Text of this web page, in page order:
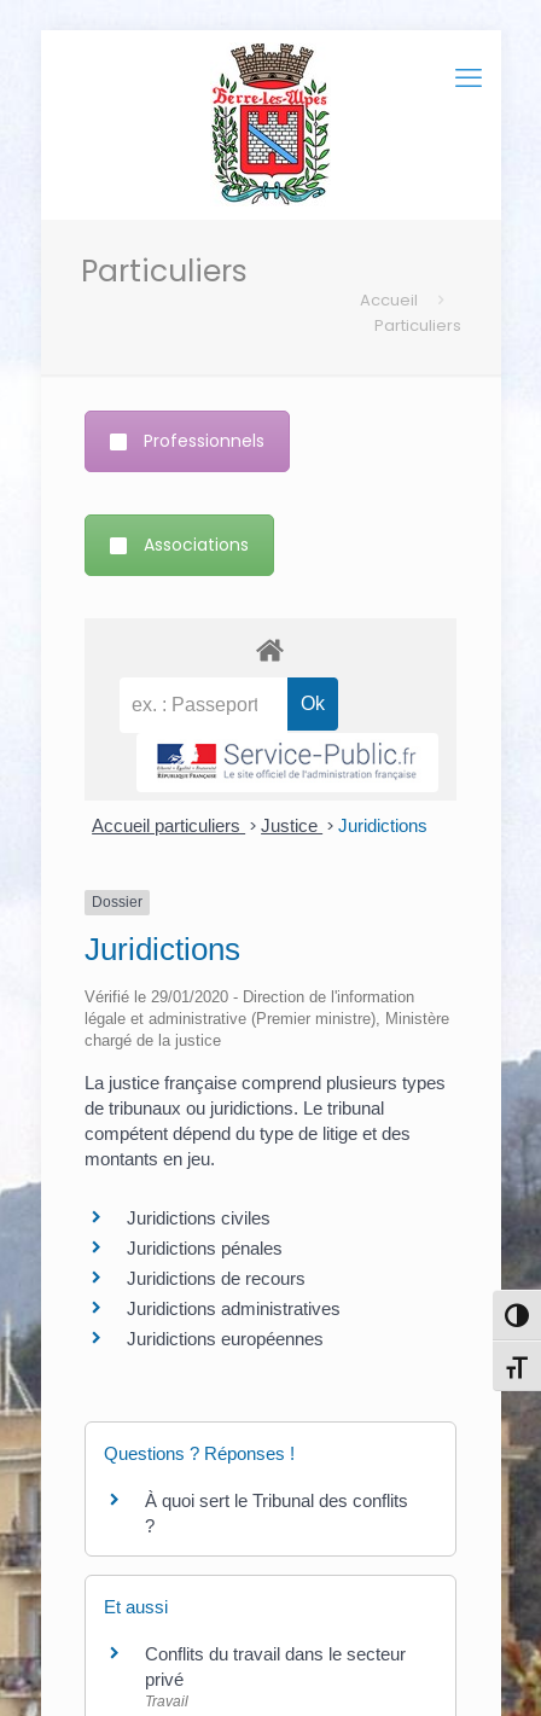
Particuliers
Accueil
Particuliers
Professionnels
Associations
Accueil particuliers > Justice > Juridictions
Dossier
Juridictions
Vérifié le 29/01/2020 - Direction de l'information
légale et administrative (Premier ministre), Ministère
chargé de la justice
La justice française comprend plusieurs types
de tribunaux ou juridictions. Le tribunal
compétent dépend du type de litige et des
montants en jeu.
Juridictions civiles
Juridictions pénales
Juridictions de recours
Juridictions administratives
Juridictions européennes
Questions ? Réponses !
À quoi sert le Tribunal des conflits
?
Et aussi
Conflits du travail dans le secteur
privé
Travail